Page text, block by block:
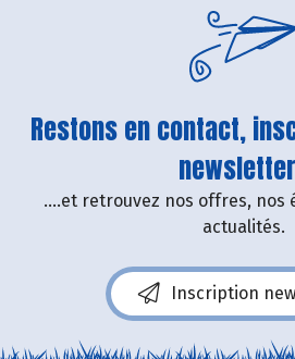
Restons en contact,
....et retrouvez nos offres, nos
actualités.
Inscription